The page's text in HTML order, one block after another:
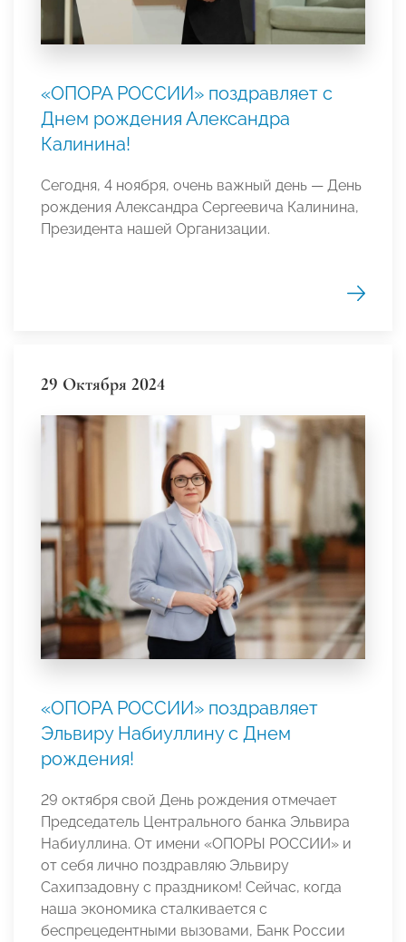
«ОПОРА РОССИИ» поздравляет с
Днем рождения Александра
Калинина!
Сегодня, 4 ноября, очень важный день — День
рождения Александра Сергеевича Калинина,
Президента нашей Организации.
29 Октября 2024
«ОПОРА РОССИИ» поздравляет
Эльвиру Набиуллину с Днем
рождения!
29 октября свой День рождения отмечает
Председатель Центрального банка Эльвира
Набиуллина. От имени «ОПОРЫ РОССИИ» и
от себя лично поздравляю Эльвиру
Сахипзадовну с праздником! Сейчас, когда
наша экономика сталкивается с
беспрецедентными вызовами, Банк России